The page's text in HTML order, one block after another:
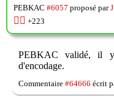
PEBKAC #6057 proposé par
👎🏽 +223
PEBKAC validé, il
d'encodage.
Commentaire #64666 écrit